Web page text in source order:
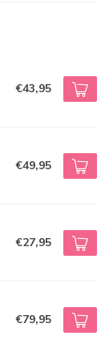
€43,95
€49,95
€27,95
€79,95